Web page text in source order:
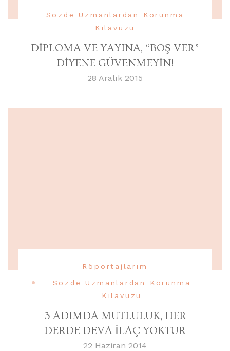
Sözde Uzmanlardan Korunma
Kılavuzu
DİPLOMA VE YAYINA, “BOŞ VER”
DİYENE GÜVENMEYİN!
28 Aralık 2015
Röportajlarım
Sözde Uzmanlardan Korunma
Kılavuzu
3 ADIMDA MUTLULUK, HER
DERDE DEVA İLAÇ YOKTUR
22 Haziran 2014